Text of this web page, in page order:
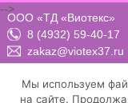
ООО «ТД «Виотекс»
8 (4932) 59-40-17
zakaz@viotex37.ru
-->
Мы используем
на сайте.